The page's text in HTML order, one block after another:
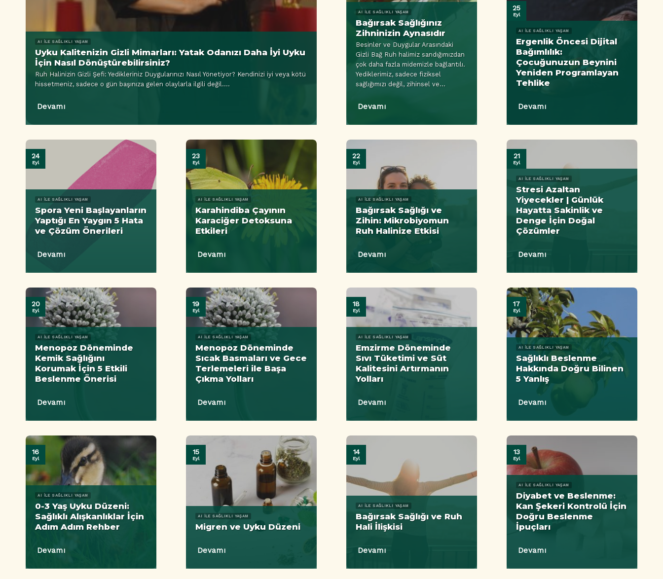
AI ILE SAĞLIKLI YAŞAM
Uyku Kalitenizin Gizli Mimarları: Yatak Odanızı Daha İyi Uyku
İçin Nasıl Dönüştürebilirsiniz?
Ruh Halinizin Gizli Şefi: Yedikleriniz Duygularınızı Nasıl Yönetiyor? Kendinizi iyi veya kötü
hissetmeniz, sadece o gün başınıza gelen olaylarla ilgili değil....
Devamı
AI ILE SAĞLIKLI YAŞAM
Bağırsak Sağlığınız
Zihninizin Aynasıdır
Besinler ve Duygular Arasındaki
Gizli Bağ Ruh halimiz sandığımızdan
çok daha fazla midemizle bağlantılı.
Yediklerimiz, sadece fiziksel
sağlığımızı değil, zihinsel ve...
Devamı
AI ILE SAĞLIKLI YAŞAM
Ergenlik Öncesi Dijital
Bağımlılık:
Çocuğunuzun Beynini
Yeniden Programlayan
Tehlike
Devamı
25
Eyl
AI ILE SAĞLIKLI YAŞAM
Spora Yeni Başlayanların
Yaptığı En Yaygın 5 Hata
ve Çözüm Önerileri
Devamı
24
Eyl
AI ILE SAĞLIKLI YAŞAM
Karahindiba Çayının
Karaciğer Detoksuna
Etkileri
Devamı
23
Eyl
AI ILE SAĞLIKLI YAŞAM
Bağırsak Sağlığı ve
Zihin: Mikrobiyomun
Ruh Halinize Etkisi
Devamı
22
Eyl
AI ILE SAĞLIKLI YAŞAM
Stresi Azaltan
Yiyecekler | Günlük
Hayatta Sakinlik ve
Denge İçin Doğal
Çözümler
Devamı
21
Eyl
AI ILE SAĞLIKLI YAŞAM
Menopoz Döneminde
Kemik Sağlığını
Korumak İçin 5 Etkili
Beslenme Önerisi
Devamı
20
Eyl
AI ILE SAĞLIKLI YAŞAM
Menopoz Döneminde
Sıcak Basmaları ve Gece
Terlemeleri ile Başa
Çıkma Yolları
Devamı
19
Eyl
AI ILE SAĞLIKLI YAŞAM
Emzirme Döneminde
Sıvı Tüketimi ve Süt
Kalitesini Artırmanın
Yolları
Devamı
18
Eyl
AI ILE SAĞLIKLI YAŞAM
Sağlıklı Beslenme
Hakkında Doğru Bilinen
5 Yanlış
Devamı
17
Eyl
AI ILE SAĞLIKLI YAŞAM
0-3 Yaş Uyku Düzeni:
Sağlıklı Alışkanlıklar İçin
Adım Adım Rehber
Devamı
16
Eyl
AI ILE SAĞLIKLI YAŞAM
Migren ve Uyku Düzeni
Devamı
15
Eyl
AI ILE SAĞLIKLI YAŞAM
Bağırsak Sağlığı ve Ruh
Hali İlişkisi
Devamı
14
Eyl
AI ILE SAĞLIKLI YAŞAM
Diyabet ve Beslenme:
Kan Şekeri Kontrolü İçin
Doğru Beslenme
İpuçları
Devamı
13
Eyl